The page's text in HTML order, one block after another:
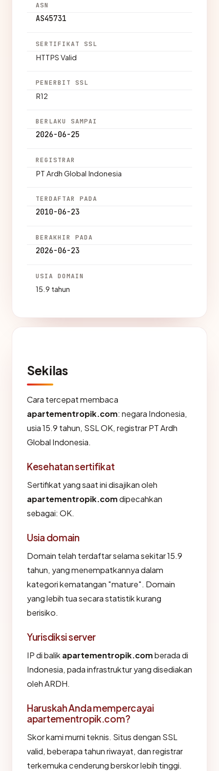
ASN
AS45731
SERTIFIKAT SSL
HTTPS Valid
PENERBIT SSL
R12
BERLAKU SAMPAI
2026-06-25
REGISTRAR
PT Ardh Global Indonesia
TERDAFTAR PADA
2010-06-23
BERAKHIR PADA
2026-06-23
USIA DOMAIN
15.9 tahun
Sekilas
Cara tercepat membaca
apartementropik.com: negara Indonesia,
usia 15.9 tahun, SSL OK, registrar PT Ardh
Global Indonesia.
Kesehatan sertifikat
Sertifikat yang saat ini disajikan oleh
apartementropik.comdipecahkan
sebagai: OK.
Usia domain
Domain telah terdaftar selama sekitar 15.9
tahun, yang menempatkannya dalam
kategori kematangan "mature". Domain
yang lebih tua secara statistik kurang
berisiko.
Yurisdiksi server
IP di balik apartementropik.comberada di
Indonesia, pada infrastruktur yang disediakan
oleh ARDH.
Haruskah Anda mempercayai
apartementropik.com?
Skor kami murni teknis. Situs dengan SSL
valid, beberapa tahun riwayat, dan registrar
terkemuka cenderung berskor lebih tinggi.